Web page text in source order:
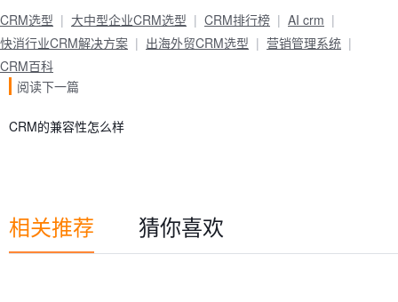
CRM选型
大中型企业CRM选型 CRM排行榜
AI crm
快消行业CRM解决方案
出海外贸CRM选型
营销管理系统
CRM百科
阅读下一篇
CRM的兼容性怎么样
相关推荐 猜你喜欢